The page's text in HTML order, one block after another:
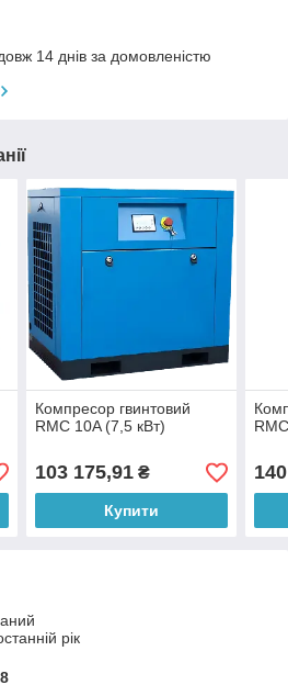
14 днів за домовленістю
Компресор гвинтовий
RMC 10A (7,5 кВт)
103 175,91₴
Купити
рік